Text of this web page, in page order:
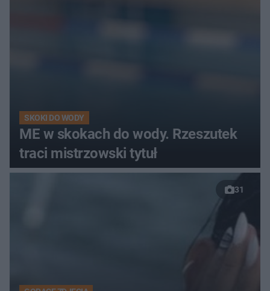
SKOKI DO WODY
ME w skokach do wody. Rzeszutek
traci mistrzowski tytuł
31